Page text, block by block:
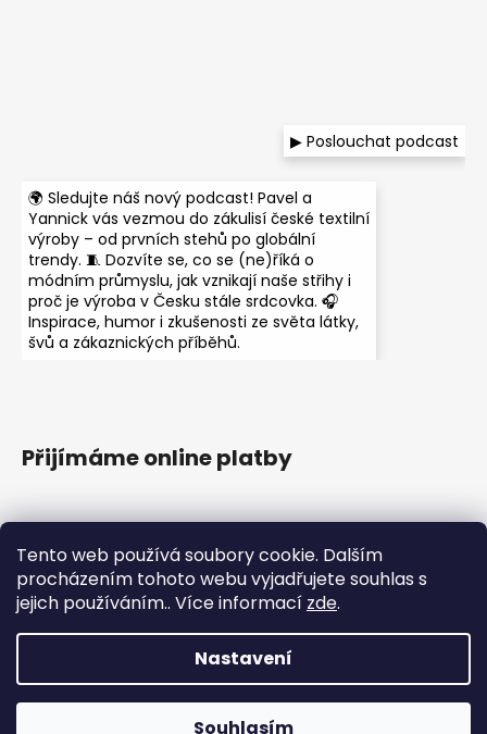
Tento web používá soubory cookie. Dalším
procházením tohoto webu vyjadřujete souhlas s
jejich používáním.. Více informací zde.
Nastavení
Souhlasím
🌍 Sledujte náš nový podcast! Pavel a
Yannick vás vezmou do zákulisí české textilní
výroby – od prvních stehů po globální
trendy. 🧵 Dozvíte se, co se (ne)říká o
módním průmyslu, jak vznikají naše střihy i
proč je výroba v Česku stále srdcovka. 🎧
Inspirace, humor i zkušenosti ze světa látky,
švů a zákaznických příběhů.
▶ Poslouchat podcast
Přijímáme online platby
Instagram
Copyright 2026HezkyZadek.cz. Všechna práva
vyhrazena.